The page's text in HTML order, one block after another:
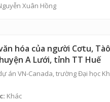
Xuân Hồng
hóa của người Cơtu,
A Lưới, tỉnh TT Huế
án VN-Canada, trường Đại học
Khác